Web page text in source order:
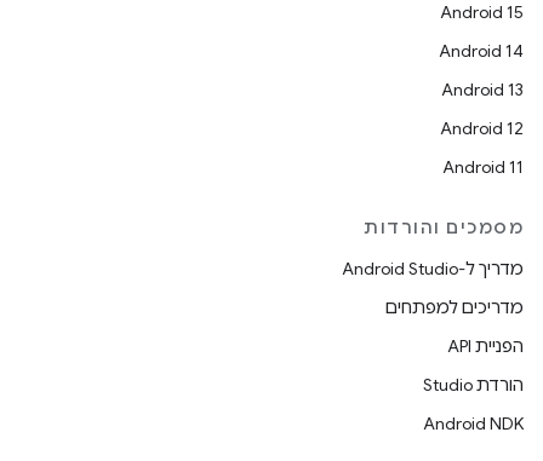
Android 15
Android 14
Android 13
Android 12
Android 11
מסמכים והורדות
מדריך ל-Android Studio
מדריכים למפתחים
הפניית API
הורדת Studio
Android NDK